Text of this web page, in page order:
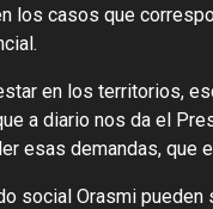
los casos que
en los territorios,
a diario nos da el
esas demandas, que
social Orasmi pueden